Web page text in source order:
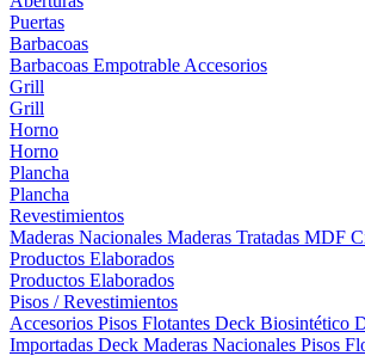
Puertas
Barbacoas
Barbacoas Empotrable Accesorios
Grill
Grill
Horno
Horno
Plancha
Plancha
Revestimientos
Maderas Nacionales Maderas Tratadas MDF
Productos Elaborados
Productos Elaborados
Pisos / Revestimientos
Accesorios Pisos Flotantes Deck Biosintético
Importadas Deck Maderas Nacionales Pisos